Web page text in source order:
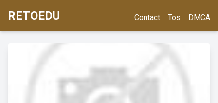
RETOEDU Contact Tos DMCA